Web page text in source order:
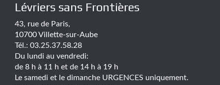
Lévriers sans Frontières
43, rue de Paris,
10700 Villette-sur-Aube
Tél.: 03.25.37.58.28
Du lundi au vendredi:
de 8 h à 11 h et de 14 h à 19 h
Le samedi et le dimanche URGENCES uniquement.